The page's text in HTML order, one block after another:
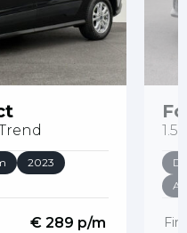
2023
€ 289 p/m